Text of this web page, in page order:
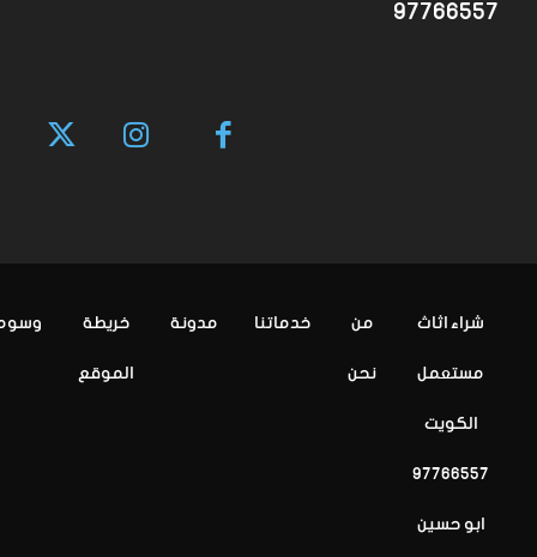
97766557
شراء اثاث
مستعمل
الكويت
97766557
ابو حسين
من
نحن
خدماتنا مدونة خريطة
الموقع